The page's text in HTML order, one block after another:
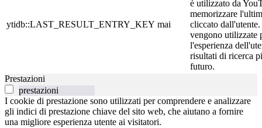
ytidb::LAST_RESULT_ENTRY_KEY mai
è utilizzato da
memorizzare
cliccato
vengono utilizzate
l'esperienza
risultati di ricerca
futuro.
Prestazioni
prestazioni
I cookie di prestazione sono utilizzati per comprendere e analizzare
gli indici di prestazione chiave del sito web, che aiutano a fornire
una migliore esperienza utente ai visitatori.